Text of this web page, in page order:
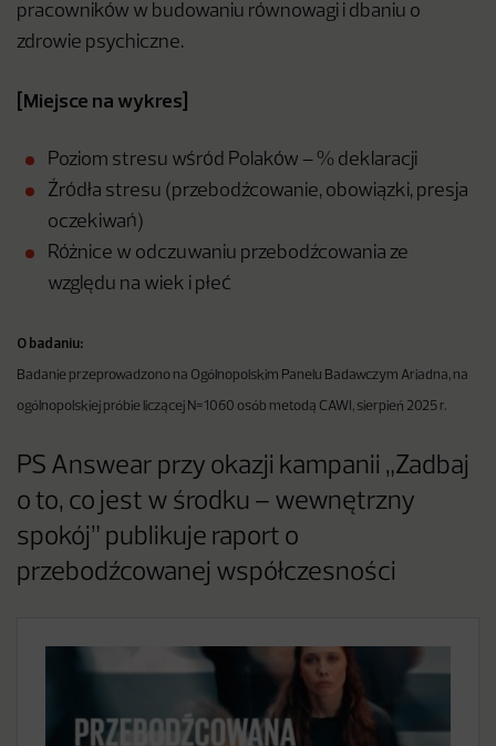
pracowników w budowaniu równowagi i dbaniu o
zdrowie psychiczne.
[Miejsce na wykres]
Poziom stresu wśród Polaków – % deklaracji
Źródła stresu (przebodźcowanie, obowiązki, presja
oczekiwań)
Różnice w odczuwaniu przebodźcowania ze
względu na wiek i płeć
O badaniu:
Badanie przeprowadzono na Ogólnopolskim Panelu Badawczym Ariadna, na
ogólnopolskiej próbie liczącej N=1060 osób metodą CAWI, sierpień 2025 r.
PS Answear przy okazji kampanii „Zadbaj
o to, co jest w środku – wewnętrzny
spokój” publikuje raport o
przebodźcowanej współczesności